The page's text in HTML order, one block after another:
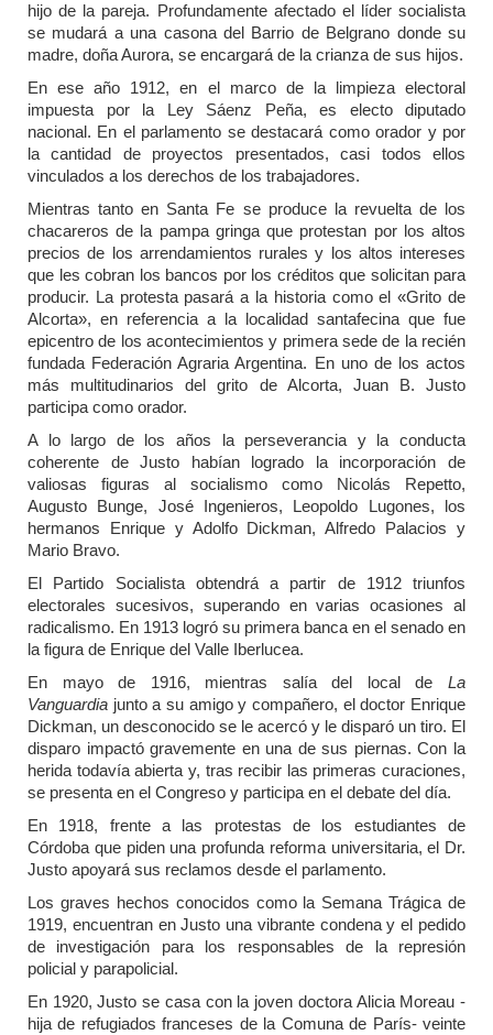
hijo de la pareja. Profundamente afectado el líder socialista
se mudará a una casona del Barrio de Belgrano donde su
madre, doña Aurora, se encargará de la crianza de sus hijos.
En ese año 1912, en el marco de la limpieza electoral
impuesta por la Ley Sáenz Peña, es electo diputado
nacional. En el parlamento se destacará como orador y por
la cantidad de proyectos presentados, casi todos ellos
vinculados a los derechos de los trabajadores.
Mientras tanto en Santa Fe se produce la revuelta de los
chacareros de la pampa gringa que protestan por los altos
precios de los arrendamientos rurales y los altos intereses
que les cobran los bancos por los créditos que solicitan para
producir. La protesta pasará a la historia como el «Grito de
Alcorta», en referencia a la localidad santafecina que fue
epicentro de los acontecimientos y primera sede de la recién
fundada Federación Agraria Argentina. En uno de los actos
más multitudinarios del grito de Alcorta, Juan B. Justo
participa como orador.
A lo largo de los años la perseverancia y la conducta
coherente de Justo habían logrado la incorporación de
valiosas figuras al socialismo como Nicolás Repetto,
Augusto Bunge, José Ingenieros, Leopoldo Lugones, los
hermanos Enrique y Adolfo Dickman, Alfredo Palacios y
Mario Bravo.
El Partido Socialista obtendrá a partir de 1912 triunfos
electorales sucesivos, superando en varias ocasiones al
radicalismo. En 1913 logró su primera banca en el senado en
la figura de Enrique del Valle Iberlucea.
En mayo de 1916, mientras salía del local de
La
Vanguardia junto a su amigo y compañero, el doctor Enrique
Dickman, un desconocido se le acercó y le disparó un tiro. El
disparo impactó gravemente en una de sus piernas. Con la
herida todavía abierta y, tras recibir las primeras curaciones,
se presenta en el Congreso y participa en el debate del día.
En 1918, frente a las protestas de los estudiantes de
Córdoba que piden una profunda reforma universitaria, el Dr.
Justo apoyará sus reclamos desde el parlamento.
Los graves hechos conocidos como la Semana Trágica de
1919, encuentran en Justo una vibrante condena y el pedido
de investigación para los responsables de la represión
policial y parapolicial.
En 1920, Justo se casa con la joven doctora Alicia Moreau -
hija de refugiados franceses de la Comuna de París- veinte